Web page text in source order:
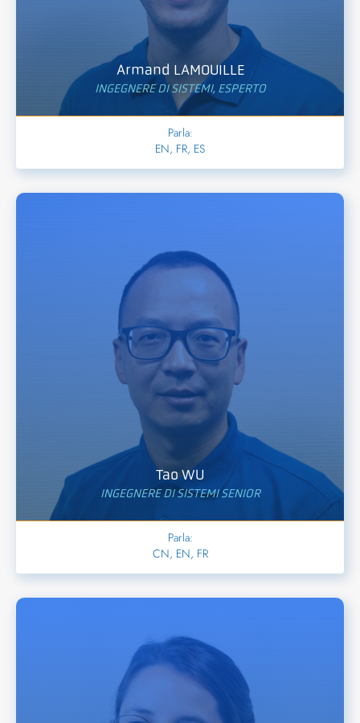
Armand LAMOUILLE
INGEGNERE DI SISTEMI, ESPERTO
Parla:
EN, FR, ES
Tao WU
INGEGNERE DI SISTEMI SENIOR
Parla:
CN, EN, FR